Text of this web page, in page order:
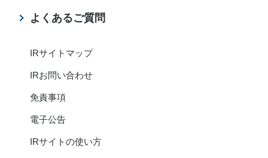
よくあるご質問
IRサイトマップ
IRお問い合わせ
免責事項
電子公告
IRサイトの使い方